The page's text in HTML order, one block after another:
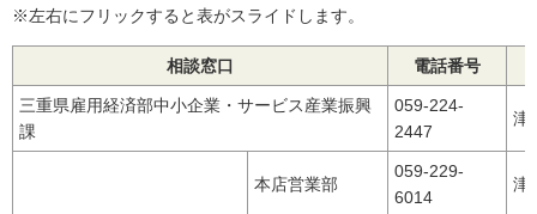
※左右にフリックすると表がスライドします。
相談窓口 電話番号
三重県雇用経済部中小企業・サービス産業振興
課
059-224-
2447
津
本店営業部
059-229-
6014
津